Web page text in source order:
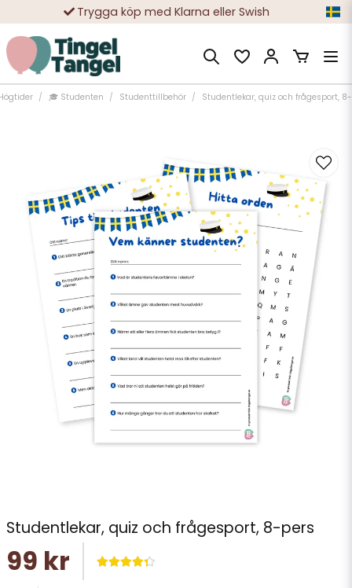
Trygga köp med Klarna eller Swish
10 000-tals nöjda kunder
🎓 Studenten Studenttillbehör Studentlekar, quiz och frågesport,
Studentlekar, quiz och frågesport, 8-pers
99 kr